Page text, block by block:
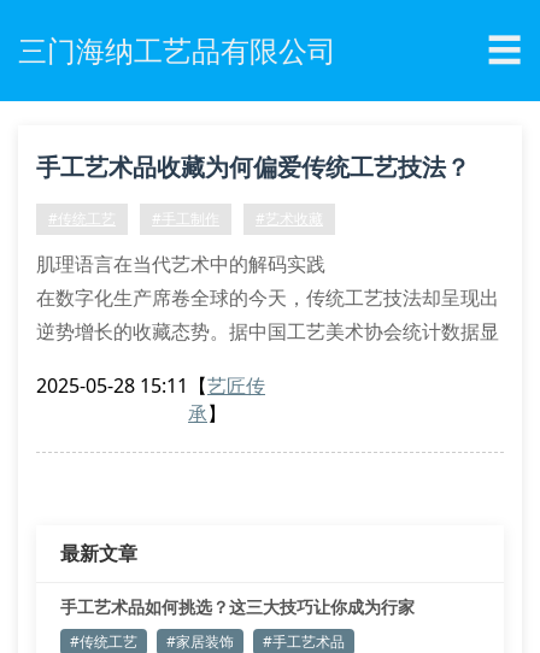
三门海纳工艺品有限公司 ☰
手工艺术品收藏为何偏爱传统工艺技法？
#传统工艺 #手工制作 #艺术收藏
肌理语言在当代艺术中的解码实践
在数字化生产席卷全球的今天，传统工艺技法却呈现出
逆势增长的收藏态势。据中国工艺美术协会统计数据显
23.6%，其中运用釉下彩绘技法的作品溢价空间尤为显
用火照子观测窑温曲线。当窑温达到1280
2025-05-28 15:11 【艺匠传
承】
最新文章
手工艺术品如何挑选？这三大技巧让你成为行家
#传统工艺 #家居装饰 #手工艺术品